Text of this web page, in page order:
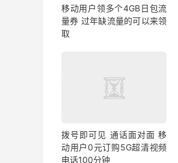
移动用户领多个4GB日包流
量券 过年缺流量的可以来领
取
拨号即可见 通话面对面 移
动用户0元订购5G超清视频
电话100分钟